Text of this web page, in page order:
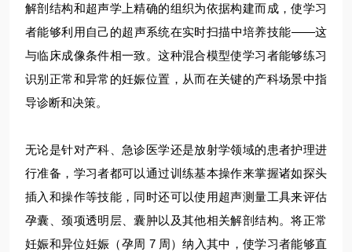
解剖结构和超声学上精确的组织为依据构建而成，使学习
者能够利用自己的超声系统在实时扫描中培养技能——这
与临床成像条件相一致。这种混合模型使学习者能够练习
识别正常和异常的妊娠位置，从而在关键的产科场景中指
导诊断和决策。
无论是针对产科、急诊医学还是放射学领域的患者护理进
行准备，学习者都可以通过训练基本操作来掌握诸如探头
插入和操作等技能，同时还可以使用超声测量工具来评估
孕囊、颈项透明层、囊肿以及其他相关解剖结构。将正常
妊娠和异位妊娠（孕周 7 周）纳入其中，使学习者能够直